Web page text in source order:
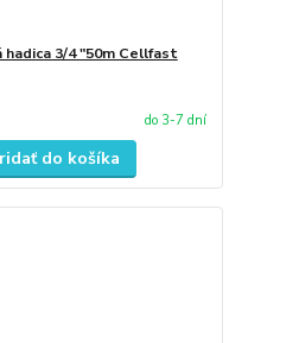
3/4 "50m Cellfast
do 3-7 dní
do košíka